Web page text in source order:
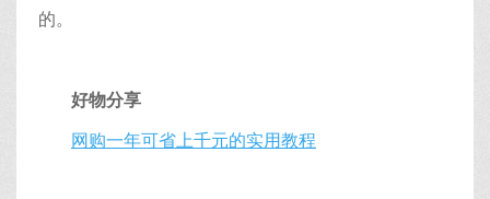
的。
好物分享
网购一年可省上千元的实用教程